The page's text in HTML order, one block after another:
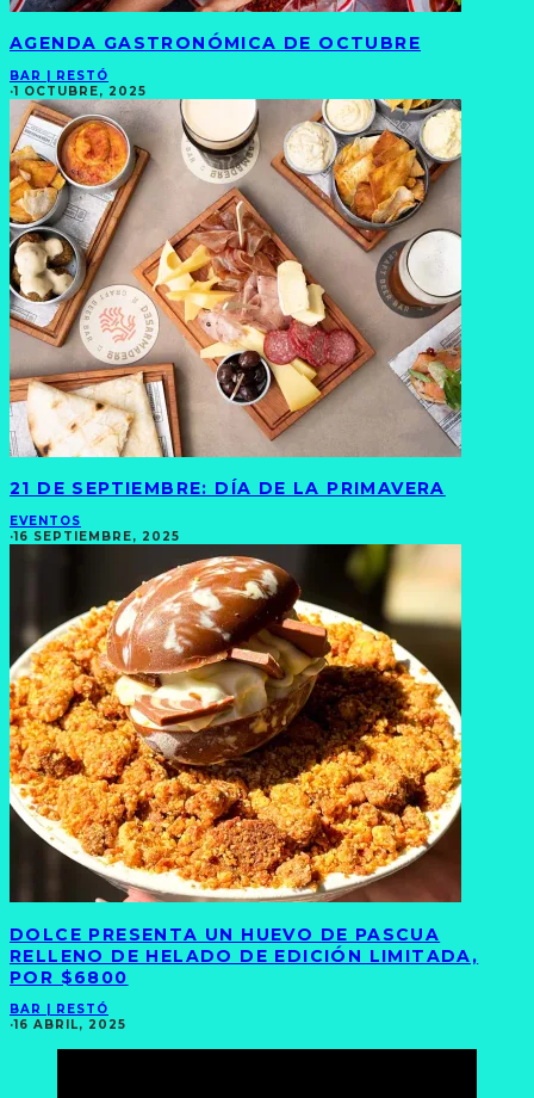
AGENDA GASTRONÓMICA DE OCTUBRE
BAR | RESTÓ
·1 OCTUBRE, 2025
21 DE SEPTIEMBRE: DÍA DE LA PRIMAVERA
EVENTOS
·16 SEPTIEMBRE, 2025
DOLCE PRESENTA UN HUEVO DE PASCUA
RELLENO DE HELADO DE EDICIÓN LIMITADA,
POR $6800
BAR | RESTÓ
·16 ABRIL, 2025